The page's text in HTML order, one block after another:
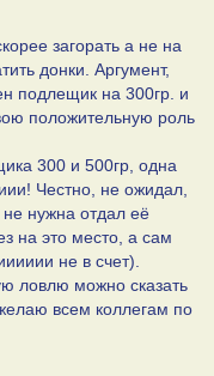
загорать а не на
донки. Аргумент,
подлещик на 300гр. и
положительную роль
300 и 500гр, одна
Честно, не ожидал,
нужна отдал её
на это место, а сам
не в счет).
ловлю можно сказать
всем коллегам по